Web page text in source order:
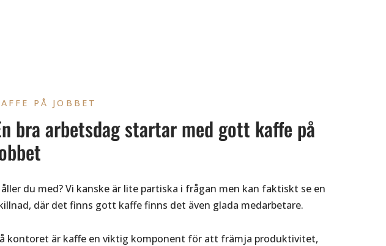
PÅ JOBBET
bra arbetsdag startar med gott kaffe på
du med? Vi kanske är lite partiska i frågan men kan faktiskt se en
där det finns gott kaffe finns det även glada medarbetare.
kontoret är kaffe en viktig komponent för att främja produktivitet,